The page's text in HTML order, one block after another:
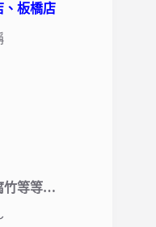
、板橋店
竹等等…